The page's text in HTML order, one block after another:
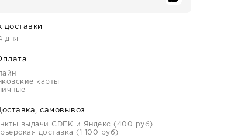
доставки
дня
карты
самовывоз
выдачи CDEK и Яндекс (400 руб)
доставка (1 100 руб)